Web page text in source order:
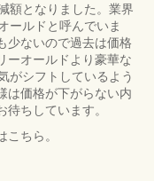
額となりました。業界
ールドと呼んでいま
少ないので過去は価格
ーオールドより豪華な
がシフトしているよう
は価格が下がらない内
ちしています。
こちら。